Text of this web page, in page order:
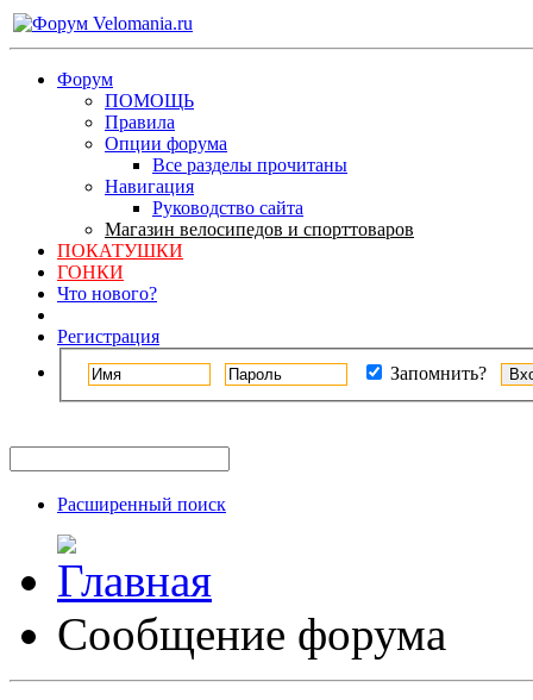
Форум
ПОМОЩЬ
Правила
Опции форума
Все разделы прочитаны
Навигация
Руководство сайта
Магазин велосипедов и спорттоваров
ПОКАТУШКИ
ГОНКИ
Что нового?
Регистрация
Запомнить?
Расширенный поиск
Сообщение форума